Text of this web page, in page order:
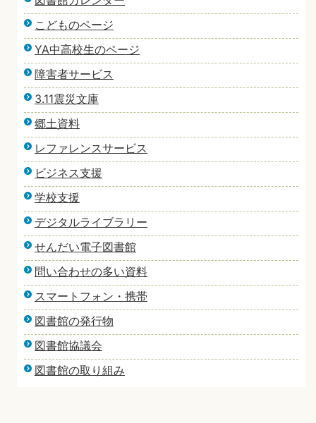
こどものページ
YA中高校生のページ
障害者サービス
3.11震災文庫
郷土資料
レファレンスサービス
ビジネス支援
学校支援
デジタルライブラリー
せんだい電子図書館
問い合わせの多い資料
スマートフォン・携帯
図書館の発行物
図書館協議会
図書館の取り組み